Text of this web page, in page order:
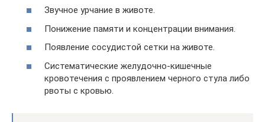
Звучное урчание в животе.
Понижение памяти и концентрации внимания.
Появление сосудистой сетки на животе.
Систематические желудочно-кишечные
кровотечения с проявлением черного стула либо
рвоты с кровью.